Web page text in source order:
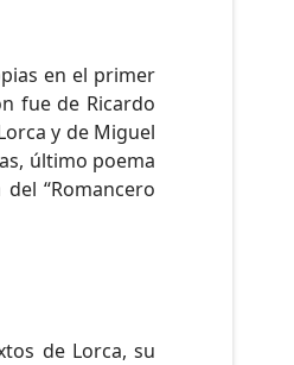
en el primer
fue de Ricardo
y de Miguel
último poema
“Romancero
de Lorca, su